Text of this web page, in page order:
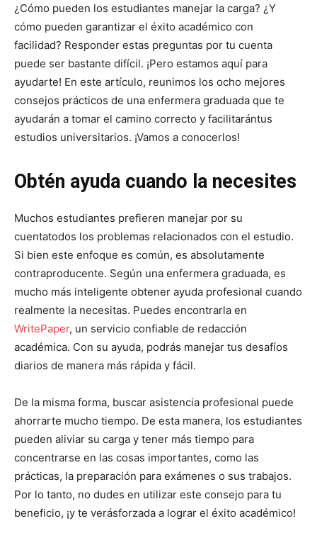
¿Cómo pueden los estudiantes manejar la carga? ¿Y
cómo pueden garantizar el éxito académico con
facilidad? Responder estas preguntas por tu cuenta
puede ser bastante difícil. ¡Pero estamos aquí para
ayudarte! En este artículo, reunimos los ocho mejores
consejos prácticos de una enfermera graduada que te
ayudarán a tomar el camino correcto y facilitarántus
estudios universitarios. ¡Vamos a conocerlos!
Obtén ayuda cuando la necesites
Muchos estudiantes prefieren manejar por su
cuentatodos los problemas relacionados con el estudio.
Si bien este enfoque es común, es absolutamente
contraproducente. Según una enfermera graduada, es
mucho más inteligente obtener ayuda profesional cuando
realmente la necesitas. Puedes encontrarla en
WritePaper, un servicio confiable de redacción
académica. Con su ayuda, podrás manejar tus desafíos
diarios de manera más rápida y fácil.
De la misma forma, buscar asistencia profesional puede
ahorrarte mucho tiempo. De esta manera, los estudiantes
pueden aliviar su carga y tener más tiempo para
concentrarse en las cosas importantes, como las
prácticas, la preparación para exámenes o sus trabajos.
Por lo tanto, no dudes en utilizar este consejo para tu
beneficio, ¡y te verásforzada a lograr el éxito académico!